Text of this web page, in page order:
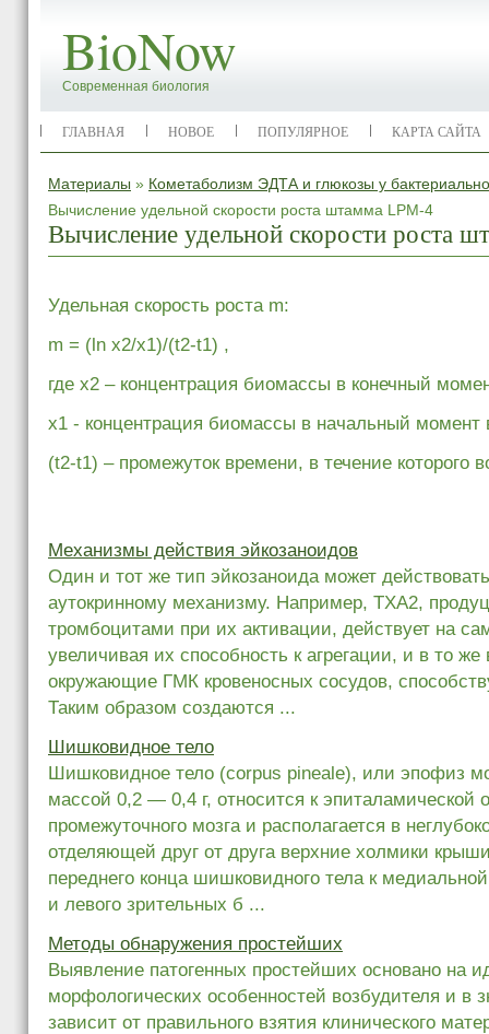
BioNow
Современная биология
ГЛАВНАЯ НОВОЕ ПОПУЛЯРНОЕ КАРТА САЙТА
Материалы » Кометаболизм ЭДТА и глюкозы у
Вычисление удельной скорости роста штамма LPM-4
Вычисление удельной скорости роста
Удельная скорость роста m:
m = (ln x2/x1)/(t2-t1) ,
где х2 – концентрация биомассы в конечный
x1 - концентрация биомассы в начальный момент
(t2-t1) – промежуток времени, в течение которого
Механизмы действия эйкозаноидов
Один и тот же тип эйкозаноида может
аутокринному механизму. Например, ТХА2,
тромбоцитами при их активации, действует на
увеличивая их способность к агрегации, и в то
окружающие ГМК кровеносных сосудов,
Таким образом создаются ...
Шишковидное тело
Шишковидное тело (corpus pineale), или эпофиз
массой 0,2 — 0,4 г, относится к эпиталамической
промежуточного мозга и располагается в
отделяющей друг от друга верхние холмики
переднего конца шишковидного тела к
и левого зрительных б ...
Методы обнаружения простейших
Выявление патогенных простейших основано на
морфологических особенно­стей возбудителя и в
зависит от правильного взятия клинического